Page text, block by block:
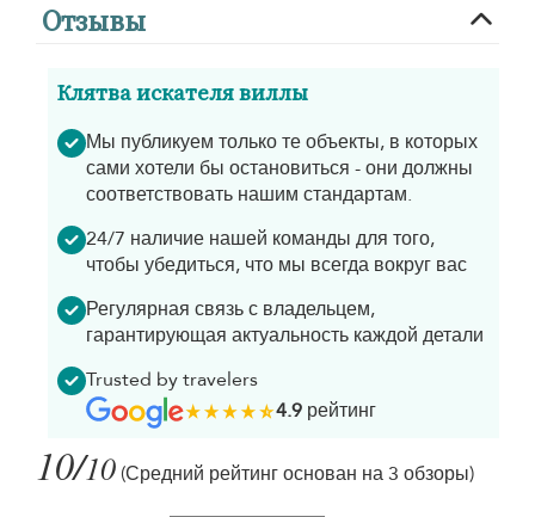
Отзывы
Клятва искателя виллы
Мы публикуем только те объекты, в которых
сами хотели бы остановиться - они должны
соответствовать нашим стандартам.
24/7 наличие нашей команды для того,
чтобы убедиться, что мы всегда вокруг вас
Регулярная связь с владельцем,
гарантирующая актуальность каждой детали
Trusted by travelers
4.9рейтинг
10/10 (Средний рейтинг основан на 3 обзоры)